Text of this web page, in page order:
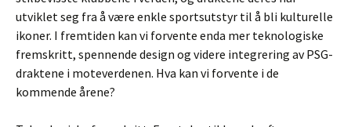
utviklet seg fra å være enkle sportsutstyr til å bli kulturelle
ikoner. I fremtiden kan vi forvente enda mer teknologiske
fremskritt, spennende design og videre integrering av PSG-
draktene i moteverdenen. Hva kan vi forvente i de
kommende årene?